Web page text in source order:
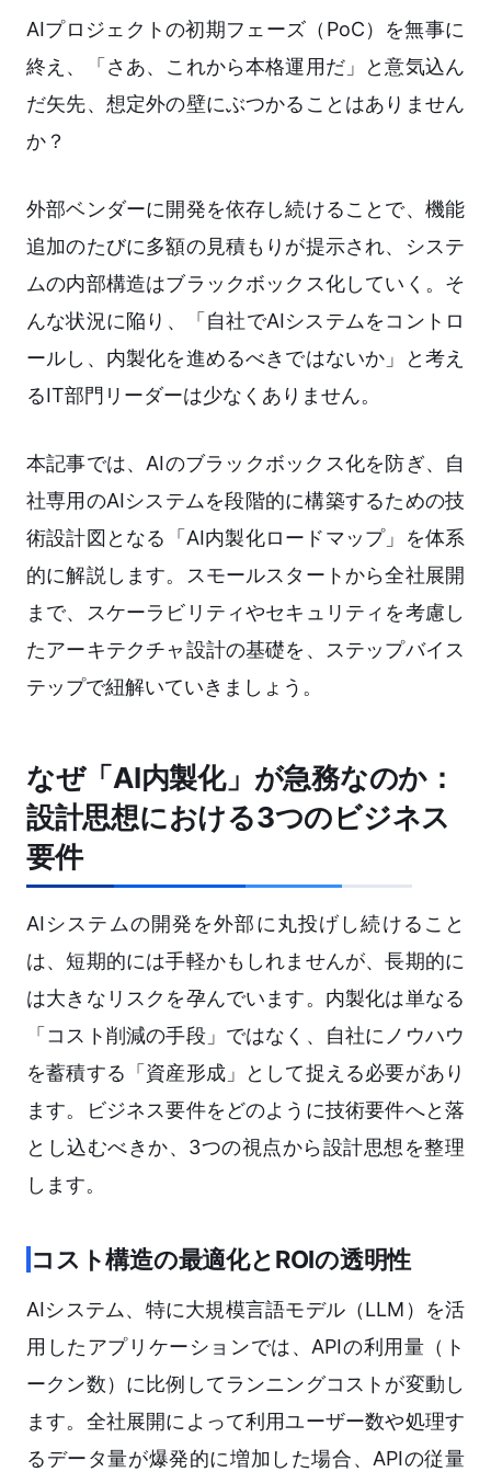
AIプロジェクトの初期フェーズ（PoC）を無事に
終え、「さあ、これから本格運用だ」と意気込ん
だ矢先、想定外の壁にぶつかることはありません
か？
外部ベンダーに開発を依存し続けることで、機能
追加のたびに多額の見積もりが提示され、システ
ムの内部構造はブラックボックス化していく。そ
んな状況に陥り、「自社でAIシステムをコントロ
ールし、内製化を進めるべきではないか」と考え
るIT部門リーダーは少なくありません。
本記事では、AIのブラックボックス化を防ぎ、自
社専用のAIシステムを段階的に構築するための技
術設計図となる「AI内製化ロードマップ」を体系
的に解説します。スモールスタートから全社展開
まで、スケーラビリティやセキュリティを考慮し
たアーキテクチャ設計の基礎を、ステップバイス
テップで紐解いていきましょう。
なぜ「AI内製化」が急務なのか：
設計思想における3つのビジネス
要件
AIシステムの開発を外部に丸投げし続けること
は、短期的には手軽かもしれませんが、長期的に
は大きなリスクを孕んでいます。内製化は単なる
「コスト削減の手段」ではなく、自社にノウハウ
を蓄積する「資産形成」として捉える必要があり
ます。ビジネス要件をどのように技術要件へと落
とし込むべきか、3つの視点から設計思想を整理
します。
コスト構造の最適化とROIの透明性
AIシステム、特に大規模言語モデル（LLM）を活
用したアプリケーションでは、APIの利用量（ト
ークン数）に比例してランニングコストが変動し
ます。全社展開によって利用ユーザー数や処理す
るデータ量が爆発的に増加した場合、APIの従量